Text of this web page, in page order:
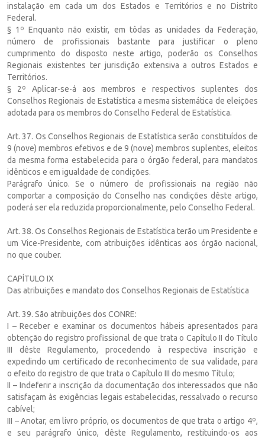
instalação em cada um dos Estados e Territórios e no Distrito
Federal.
§ 1º Enquanto não existir, em tôdas as unidades da Federação,
número de profissionais bastante para justificar o pleno
cumprimento do disposto neste artigo, poderão os Conselhos
Regionais existentes ter jurisdição extensiva a outros Estados e
Territórios.
§ 2º Aplicar-se-á aos membros e respectivos suplentes dos
Conselhos Regionais de Estatística a mesma sistemática de eleições
adotada para os membros do Conselho Federal de Estatística.
Art. 37. Os Conselhos Regionais de Estatística serão constituídos de
9 (nove) membros efetivos e de 9 (nove) membros suplentes, eleitos
da mesma forma estabelecida para o órgão federal, para mandatos
idênticos e em igualdade de condições.
Parágrafo único. Se o número de profissionais na região não
comportar a composição do Conselho nas condições dêste artigo,
poderá ser ela reduzida proporcionalmente, pelo Conselho Federal.
Art. 38. Os Conselhos Regionais de Estatística terão um Presidente e
um Vice-Presidente, com atribuições idênticas aos órgão nacional,
no que couber.
CAPÍTULO IX
Das atribuições e mandato dos Conselhos Regionais de Estatística
Art. 39. São atribuições dos CONRE:
I – Receber e examinar os documentos hábeis apresentados para
obtenção do registro profissional de que trata o Capítulo II do Título
III dêste Regulamento, procedendo à respectiva inscrição e
expedindo um certificado de reconhecimento de sua validade, para
o efeito do registro de que trata o Capítulo III do mesmo Título;
II – Indeferir a inscrição da documentação dos interessados que não
satisfaçam às exigências legais estabelecidas, ressalvado o recurso
cabível;
III – Anotar, em livro próprio, os documentos de que trata o artigo 4º,
e seu parágrafo único, dêste Regulamento, restituindo-os aos